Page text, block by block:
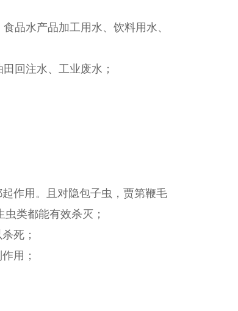
品水产品加工用水、饮料用水、
回注水、工业废水；
作用。且对隐包子虫，贾第鞭毛
类都能有效杀灭；
死；
用；